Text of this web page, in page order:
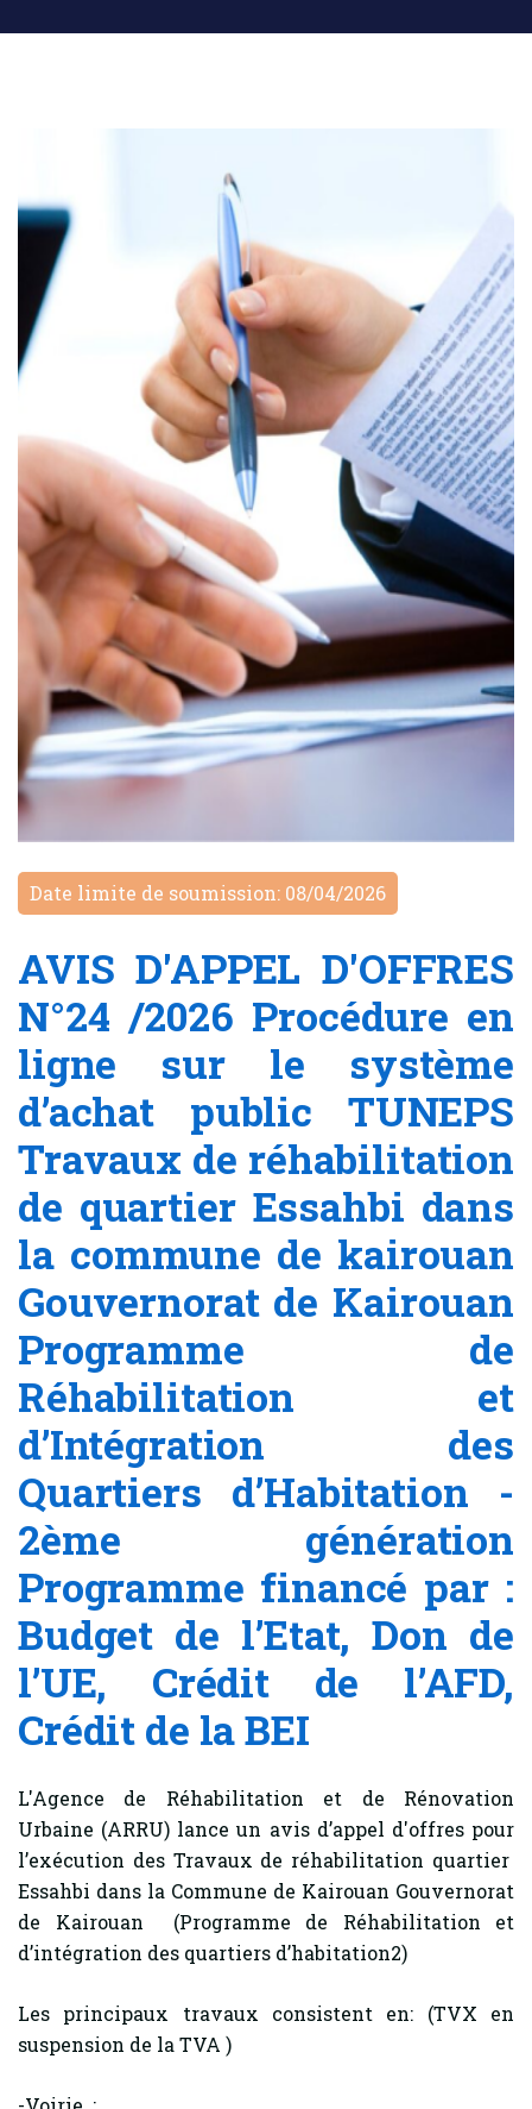
Date limite de soumission: 08/04/2026
AVIS D'APPEL D'OFFRES
N°24 /2026 Procédure en
ligne sur le système
d’achat public TUNEPS
Travaux de réhabilitation
de quartier Essahbi dans
la commune de kairouan
Gouvernorat de Kairouan
Programme de
Réhabilitation et
d’Intégration des
Quartiers d’Habitation -
2ème génération
Programme financé par :
Budget de l’Etat, Don de
l’UE, Crédit de l’AFD,
Crédit de la BEI
L'Agence de Réhabilitation et de Rénovation
Urbaine (ARRU) lance un avis d’appel d'offres pour
l’exécution des Travaux de réhabilitation quartier
Essahbi dans la Commune de Kairouan Gouvernorat
de Kairouan (Programme de Réhabilitation et
d’intégration des quartiers d’habitation2)
Les principaux travaux consistent en: (TVX en
suspension de la TVA )